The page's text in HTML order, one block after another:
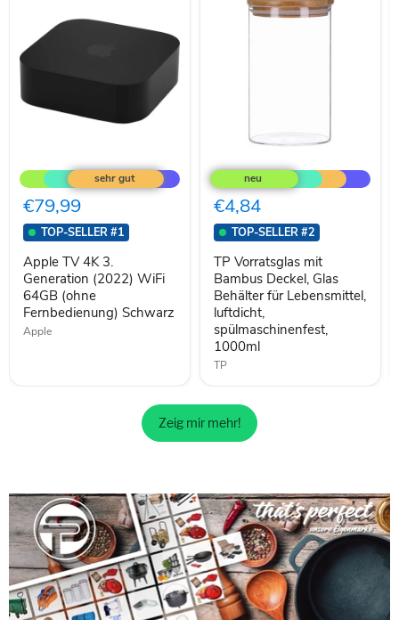
TV
4K
3.
Generation
(2022)
WiFi
64GB
(ohne
Fernbedienung)
Schwarz
€79,99
TOP-SELLER #1
Apple TV 4K 3.
Generation (2022) WiFi
64GB (ohne
Fernbedienung) Schwarz
Apple
Vorratsglas
mit
Bambus
Deckel,
Glas
Behälter
für
Lebensmittel,
luftdicht,
spülmaschinenfest,
1000ml
€4,84
TOP-SELLER #2
TP Vorratsglas mit
Bambus Deckel, Glas
Behälter für Lebensmittel,
luftdicht,
spülmaschinenfest,
1000ml
TP
Zeig mir mehr!